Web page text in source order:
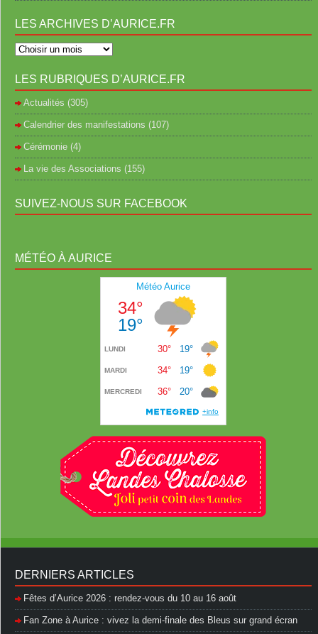
LES ARCHIVES D’AURICE.FR
LES RUBRIQUES D’AURICE.FR
Actualités (305)
Calendrier des manifestations (107)
Cérémonie (4)
La vie des Associations (155)
SUIVEZ-NOUS SUR FACEBOOK
MÉTÉO À AURICE
DERNIERS ARTICLES
Fêtes d’Aurice 2026 : rendez-vous du 10 au 16 août
Fan Zone à Aurice : vivez la demi-finale des Bleus sur grand écran